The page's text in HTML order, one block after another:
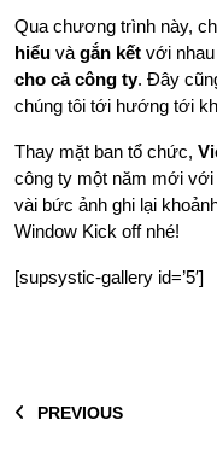
Qua chương trình này,
hiểu và gắn kết với
cho cả công ty. Đây
chúng tôi tới hướng tới
Thay mặt ban tổ chức,
công ty một năm mới
vài bức ảnh ghi lại
Window Kick off nhé!
[supsystic-gallery id=’5′]
PREVIOUS